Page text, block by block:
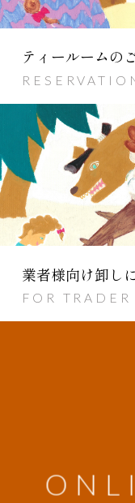
ティールームの
業者様向け卸し
FOR TRADER